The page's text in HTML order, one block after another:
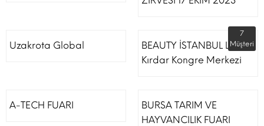
Uzakrota Global
BEAUTY İSTANBUL Lütfi
Kırdar Kongre Merkezi
7
Müşteri
A-TECH FUARI
BURSA TARIM VE
HAYVANCILIK FUARI